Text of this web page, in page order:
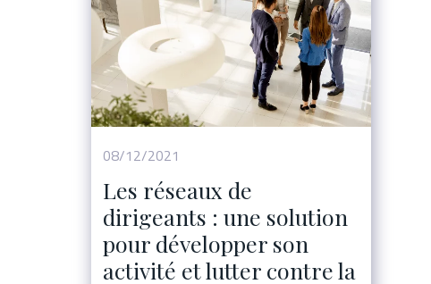
08/12/2021
Les réseaux de
dirigeants : une solution
pour développer son
activité et lutter contre la